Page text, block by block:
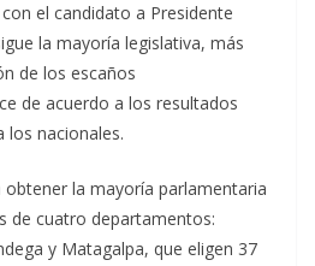
el candidato a Presidente
la mayoría legislativa, más
de los escaños
de acuerdo a los resultados
los nacionales.
obtener la mayoría parlamentaria
de cuatro departamentos:
y Matagalpa, que eligen 37